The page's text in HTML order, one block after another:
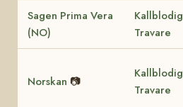
Sagen Prima Vera
(NO)
Kallblodig
Travare
Norskan 📷
Kallblodig
Travare